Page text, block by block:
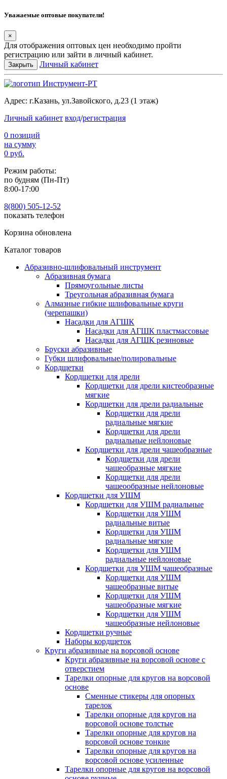
Уважаемые оптовые покупатели!
×
Для отображения оптовых цен необходимо пройти
регистрацию или зайти в личный кабинет.
Закрыть Личный кабинет
Адрес: г.Казань, ул.Завойского, д.23 (1 этаж)
Личный кабинет вход/регистрация
0 позиций
на сумму
0 руб.
Режим работы:
по будням (Пн-Пт)
8:00-17:00
8(800) 505-12-52
показать телефон
Корзина обновлена
Каталог товаров
Абразивно-шлифовальный инструмент
Абразивная бумага
Прямоугольные листы
Треугольная абразивная бумага
Алмазные гибкие шлифовальные круги
(черепашки)
Насадки для АГШК
Насадки для АГШК пластмассовые
Насадки для АГШК резиновые
Бруски абразивные
Губки шлифовальные/полировальные
Кордщетки
Кордщетки для дрели
Кордщетки для дрели кистеобразные
мягкие
Кордщетки для дрели радиальные
Кордщетки для дрели
радиальные мягкие
Кордщетки для дрели
радиальные нейлоновые
Кордщетки для дрели чашеобразные
Кордщетки для дрели
чашеобразные мягкие
Кордщетки для дрели
чашеообразные нейлоновые
Кордщетки для УШМ
Кордщетки для УШМ радиальные
Кордщетки для УШМ
радиальные витые
Кордщетки для УШМ
радиальные мягкие
Кордщетки для УШМ
радиальные нейлоновые
Кордщетки для УШМ чашеобразные
Кордщетки для УШМ
чашеобразные витые
Кордщетки для УШМ
чашеобразные мягкие
Кордщетки для УШМ
чашеобразные нейлоновые
Кордщетки ручные
Наборы кордщеток
Круги абразивные на ворсовой основе
Круги абразивные на ворсовой основе с
отверстием
Тарелки опорные для кругов на ворсовой
основе
Сменные стикеры для опорных
тарелок
Тарелки опорные для кругов на
ворсовой основе толстые
Тарелки опорные для кругов на
ворсовой основе тонкие
Тарелки опорные для кругов на
ворсовой основе усиленные
Тарелки опорные для кругов на ворсовой